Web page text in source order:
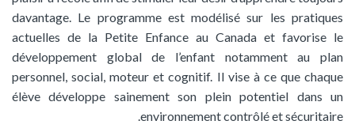
davantage. Le programme est modélisé sur les pratiques
actuelles de la Petite Enfance au Canada et favorise le
développement global de l’enfant notamment au plan
personnel, social, moteur et cognitif. Il vise à ce que chaque
élève développe sainement son plein potentiel dans un
environnement contrôlé et sécuritaire.